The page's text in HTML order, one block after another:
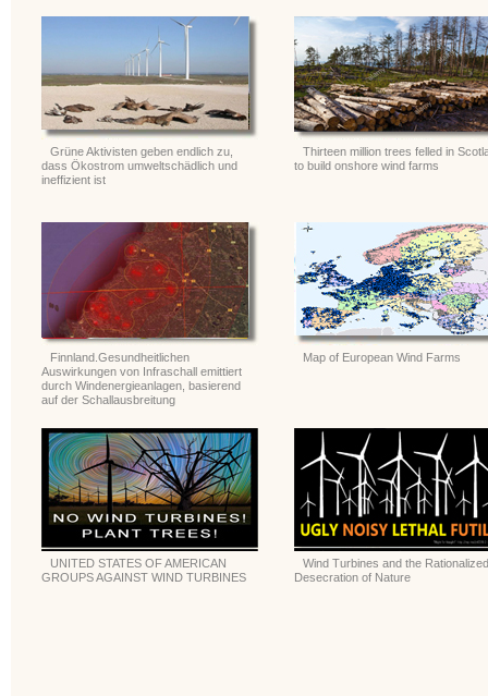
Grüne Aktivisten geben endlich zu,
dass Ökostrom umweltschädlich und
ineffizient ist
Thirteen million trees felled in
to build onshore wind farms
Finnland.Gesundheitlichen
Auswirkungen von Infraschall emittiert
durch Windenergieanlagen, basierend
auf der Schallausbreitung
Map of European Wind Farms
UNITED STATES OF AMERICAN
GROUPS AGAINST WIND TURBINES
Wind Turbines and the Rationalized
Desecration of Nature